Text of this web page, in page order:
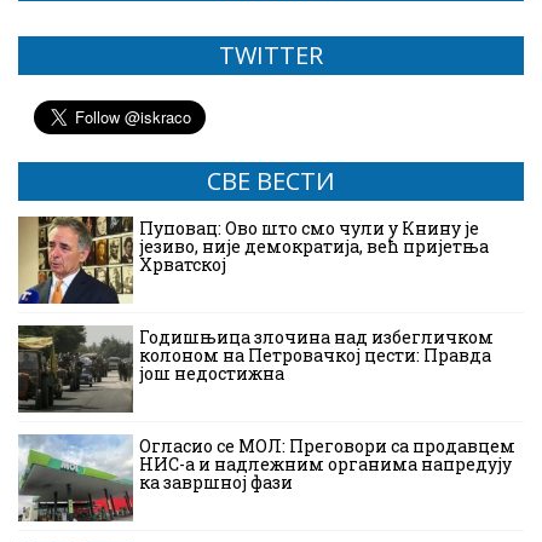
TWITTER
СВЕ ВЕСТИ
Пуповац: Ово што смо чули у Книну је
језиво, није демократија, већ пријетња
Хрватској
Годишњица злочина над избегличком
колоном на Петровачкој цести: Правда
још недостижна
Огласио се МОЛ: Преговори са продавцем
НИС-а и надлежним органима напредују
ка завршној фази